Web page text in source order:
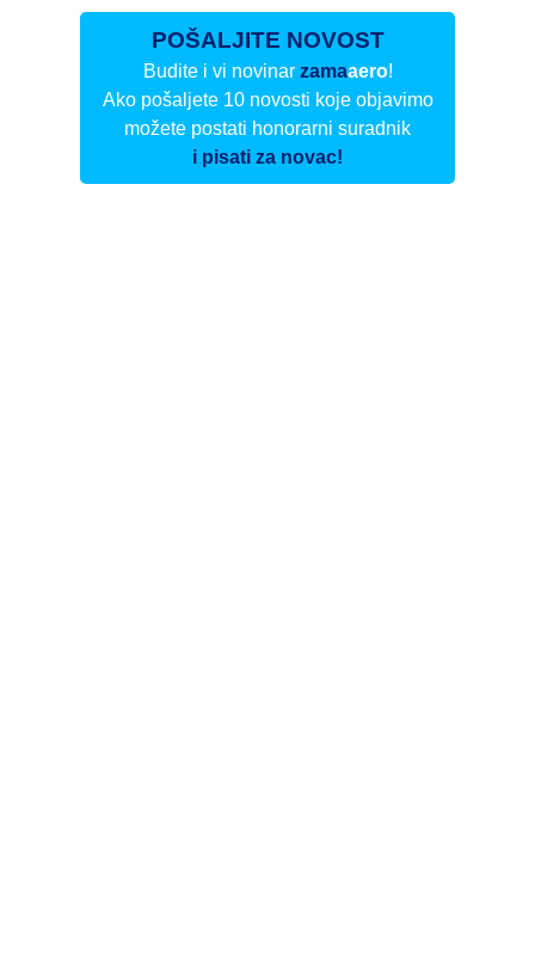
POŠALJITE NOVOST
Budite i vi novinar zamaaero!
Ako pošaljete 10 novosti koje objavimo
možete postati honorarni suradnik
i pisati za novac!